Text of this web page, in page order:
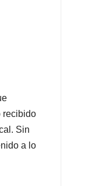
recibido
Sin
a lo